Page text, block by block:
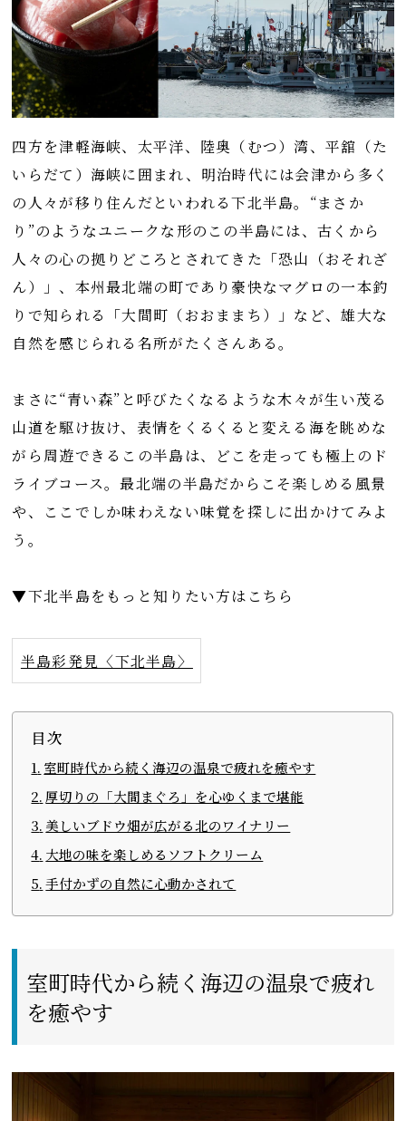
四方を津軽海峡、太平洋、陸奥（むつ）湾、平舘（た
いらだて）海峡に囲まれ、明治時代には会津から多く
の人々が移り住んだといわれる下北半島。“まさか
り”のようなユニークな形のこの半島には、古くから
人々の心の拠りどころとされてきた「恐山（おそれざ
ん）」、本州最北端の町であり豪快なマグロの一本釣
りで知られる「大間町（おおままち）」など、雄大な
自然を感じられる名所がたくさんある。
まさに“青い森”と呼びたくなるような木々が生い茂る
山道を駆け抜け、表情をくるくると変える海を眺めな
がら周遊できるこの半島は、どこを走っても極上のド
ライブコース。最北端の半島だからこそ楽しめる風景
や、ここでしか味わえない味覚を探しに出かけてみよ
う。
▼下北半島をもっと知りたい方はこちら
半島彩発見〈下北半島〉
目次
室町時代から続く海辺の温泉で疲れを癒やす
厚切りの「大間まぐろ」を心ゆくまで堪能
美しいブドウ畑が広がる北のワイナリー
大地の味を楽しめるソフトクリーム
手付かずの自然に心動かされて
室町時代から続く海辺の温泉で疲れ
を癒やす